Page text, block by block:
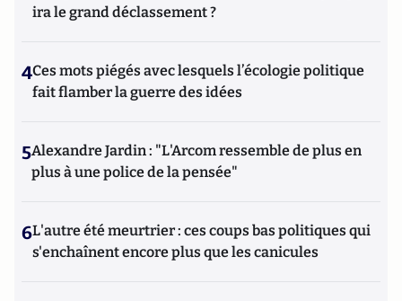
ira le grand déclassement ?
4Ces mots piégés avec lesquels l’écologie politique
fait flamber la guerre des idées
5Alexandre Jardin : "L'Arcom ressemble de plus en
plus à une police de la pensée"
6L'autre été meurtrier : ces coups bas politiques qui
s'enchaînent encore plus que les canicules